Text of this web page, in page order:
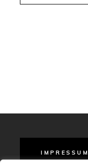
IMPRESSUM